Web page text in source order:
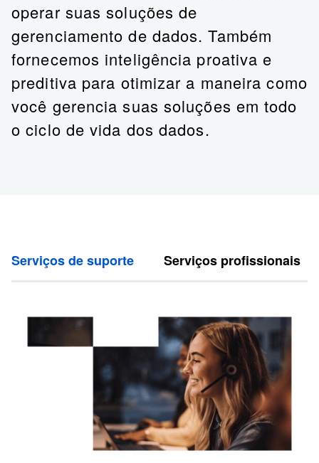
operar suas soluções de
gerenciamento de dados. Também
fornecemos inteligência proativa e
preditiva para otimizar a maneira como
você gerencia suas soluções em todo
o ciclo de vida dos dados.
Serviços de suporte Serviços profissionais